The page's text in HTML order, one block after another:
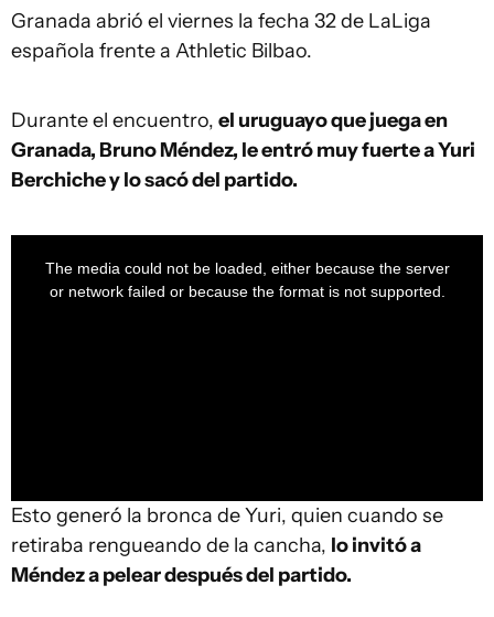
Granada abrió el viernes la fecha 32 de LaLiga
española frente a Athletic Bilbao.
Durante el encuentro, el uruguayo que juega en
Granada, Bruno Méndez, le entró muy fuerte a Yuri
Berchiche y lo sacó del partido.
The media could not be loaded, either because the server
or network failed or because the format is not supported.
Esto generó la bronca de Yuri, quien cuando se
retiraba rengueando de la cancha, lo invitó a
Méndez a pelear después del partido.